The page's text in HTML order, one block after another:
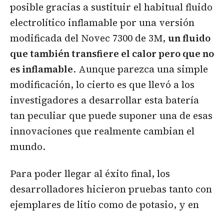
posible gracias a sustituir el habitual fluido
electrolítico inflamable por una versión
modificada del Novec 7300 de 3M, un fluido
que también transfiere el calor pero que no
es inflamable. Aunque parezca una simple
modificación, lo cierto es que llevó a los
investigadores a desarrollar esta batería
tan peculiar que puede suponer una de esas
innovaciones que realmente cambian el
mundo.
Para poder llegar al éxito final, los
desarrolladores hicieron pruebas tanto con
ejemplares de litio como de potasio, y en